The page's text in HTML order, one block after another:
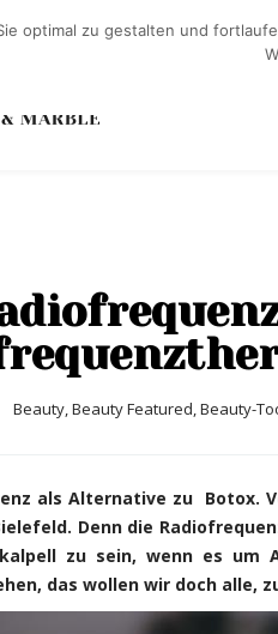
Beauty, Beauty Featured, Beauty-
als Alternative zu
Denn die
zu sein, wenn es um
das wollen wir doch alle,
optimal zu gestalten und